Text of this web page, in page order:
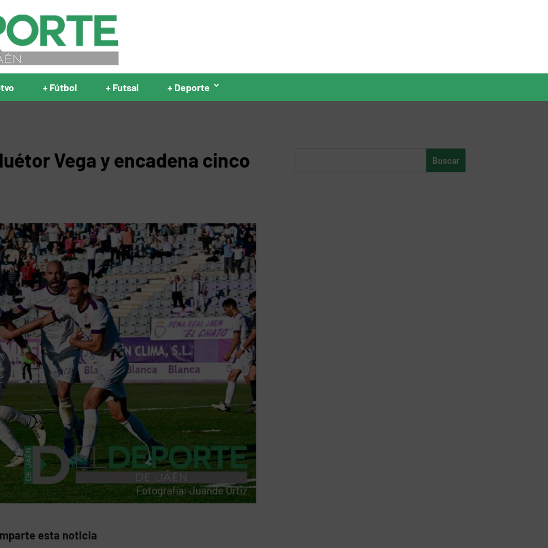
+ Fútbol + Futsal + Deporte
Vega y encadena cinco
esta noticia